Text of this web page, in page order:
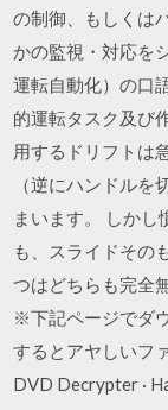
の制御、もしくは
かの監視・対応を
運転自動化）の口
的運転タスク及び
用するドリフトは
（逆にハンドルを
まいます。 しか
も、スライドその
つはどちらも完全
※下記ページでダ
するとアヤしいフ
DVD Decrypter ·